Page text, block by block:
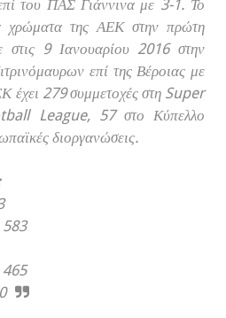
του ΠΑΣ Γιάννινα με 3-1. Το
χρώματα της ΑΕΚ στην πρώτη
στις 9 Ιανουαρίου 2016 στην
επί της Βέροιας με
έχει 279 συμμετοχές στη Super
League, 57 στο Κύπελλο
διοργανώσεις.
465